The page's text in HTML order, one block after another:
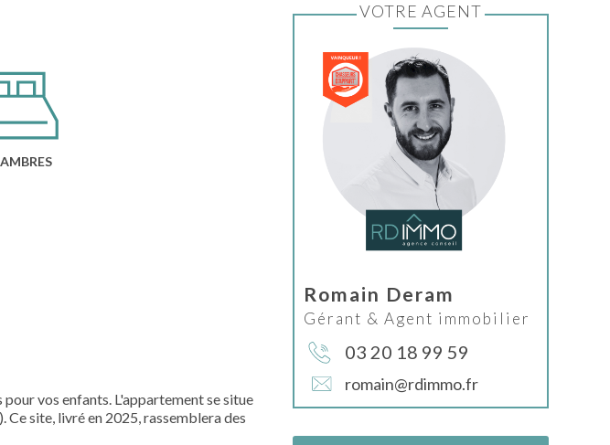
vos enfants. L'appartement se situe
Ce site, livré en 2025, rassemblera des
VOTRE AGENT
Romain Deram
Gérant & Agent immobilier
03 20 18 99 59
romain@rdimmo.fr